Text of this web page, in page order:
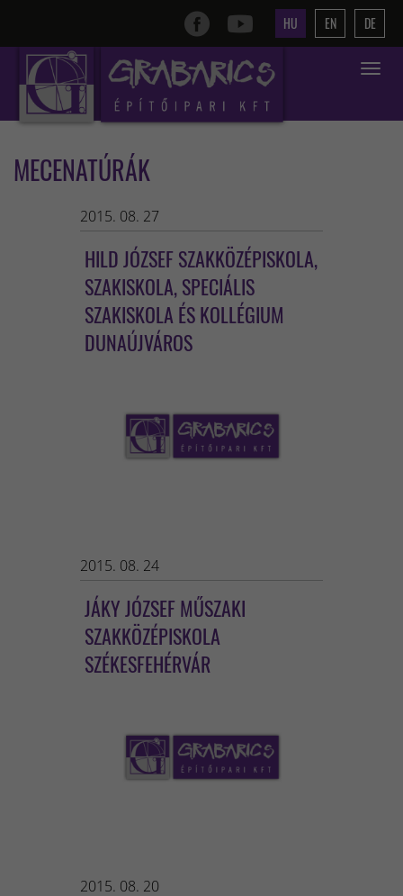
HU EN DE
Toggle
MECENATÚRÁK
2015. 08. 27
HILD JÓZSEF SZAKKÖZÉPISKOLA,
SZAKISKOLA, SPECIÁLIS
SZAKISKOLA ÉS KOLLÉGIUM
DUNAÚJVÁROS
2015. 08. 24
JÁKY JÓZSEF MŰSZAKI
SZAKKÖZÉPISKOLA
SZÉKESFEHÉRVÁR
2015. 08. 20